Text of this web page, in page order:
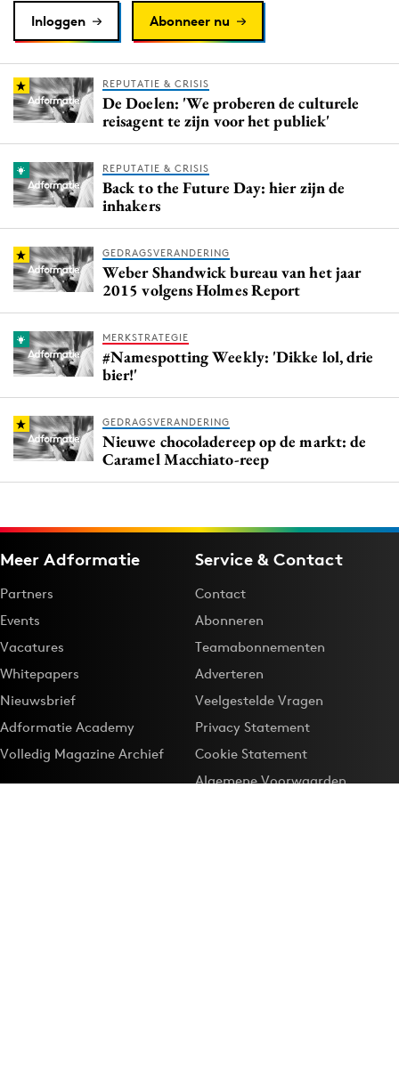
Purpose Marketing
Reputatie & crisis
Inloggen Abonneer nu
REPUTATIE & CRISIS
De Doelen: 'We proberen de culturele
reisagent te zijn voor het publiek'
REPUTATIE & CRISIS
Back to the Future Day: hier zijn de
inhakers
GEDRAGSVERANDERING
Weber Shandwick bureau van het jaar
2015 volgens Holmes Report
MERKSTRATEGIE
#Namespotting Weekly: 'Dikke lol, drie
bier!'
GEDRAGSVERANDERING
Nieuwe chocoladereep op de markt: de
Caramel Macchiato-reep
Meer Adformatie
Partners
Events
Vacatures
Whitepapers
Nieuwsbrief
Adformatie Academy
Volledig Magazine Archief
Service & Contact
Contact
Abonneren
Teamabonnementen
Adverteren
Veelgestelde Vragen
Privacy Statement
Cookie Statement
Algemene Voorwaarden